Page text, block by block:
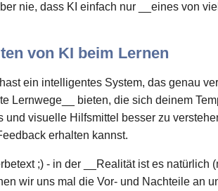
nie, dass KI einfach nur __eines von
von KI beim Lernen
ein intelligentes System, das genau
Lernwege__ bieten, die sich deinem
und visuelle Hilfsmittel besser zu
erhalten kannst.
;) - in der __Realität ist es
wir uns mal die Vor- und Nachteile an